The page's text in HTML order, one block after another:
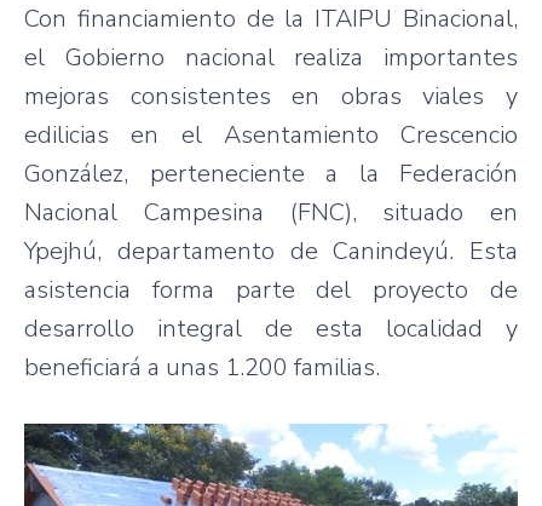
Con financiamiento de la ITAIPU Binacional,
el Gobierno nacional realiza importantes
mejoras consistentes en obras viales y
edilicias en el Asentamiento Crescencio
González, perteneciente a la Federación
Nacional Campesina (FNC), situado en
Ypejhú, departamento de Canindeyú. Esta
asistencia forma parte del proyecto de
desarrollo integral de esta localidad y
beneficiará a unas 1.200 familias.